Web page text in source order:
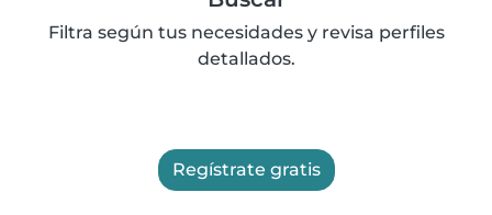
Filtra según tus necesidades y revisa perfiles
detallados.
Regístrate gratis